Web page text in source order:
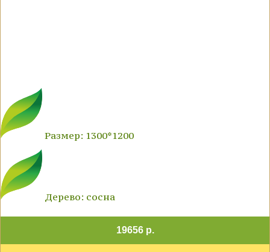
Размер: 1300*1200
Дерево: сосна
19656 р.